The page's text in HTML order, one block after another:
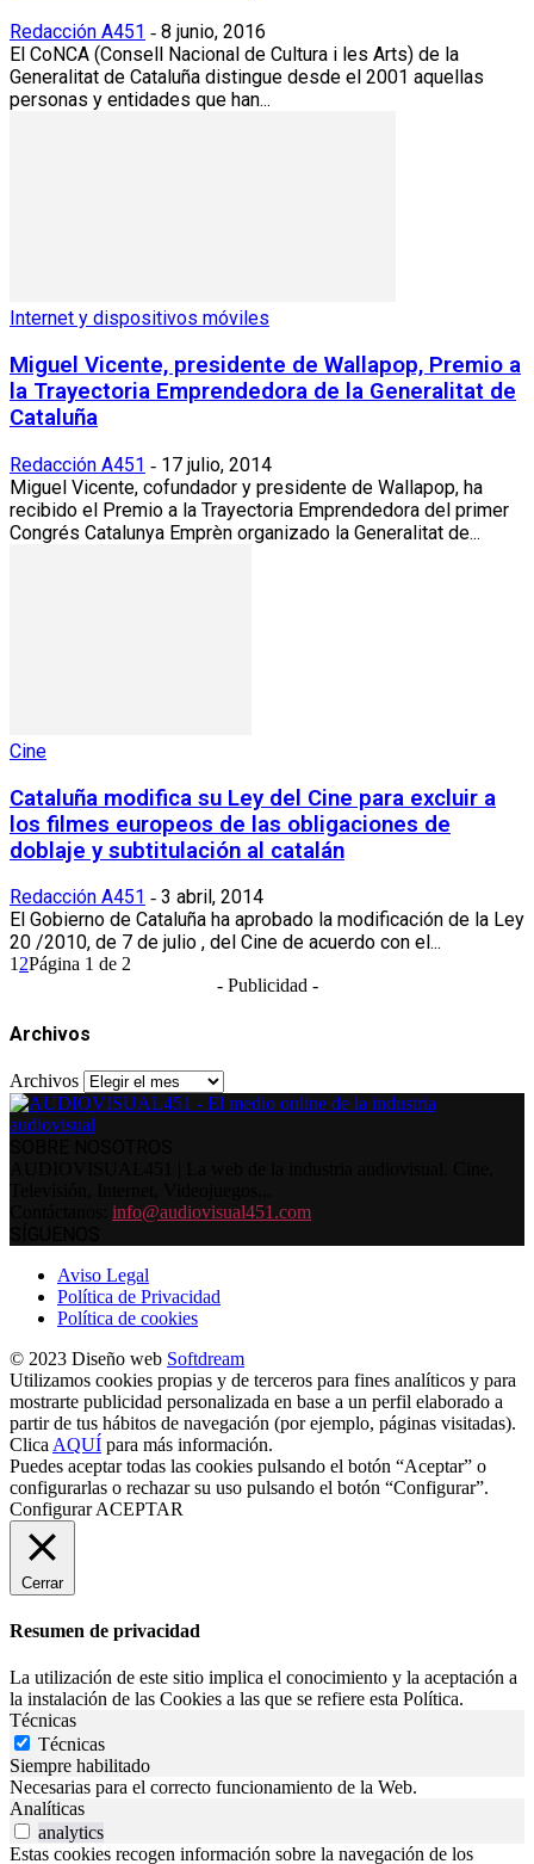
Redacción A451 - 8 junio, 2016
El CoNCA (Consell Nacional de Cultura i les Arts) de la
Generalitat de Cataluña distingue desde el 2001 aquellas
personas y entidades que han...
Internet y dispositivos móviles
Miguel Vicente, presidente de Wallapop, Premio a
la Trayectoria Emprendedora de la Generalitat de
Cataluña
Redacción A451 - 17 julio, 2014
Miguel Vicente, cofundador y presidente de Wallapop, ha
recibido el Premio a la Trayectoria Emprendedora del primer
Congrés Catalunya Emprèn organizado la Generalitat de...
Cine
Cataluña modifica su Ley del Cine para excluir a
los filmes europeos de las obligaciones de
doblaje y subtitulación al catalán
Redacción A451 - 3 abril, 2014
El Gobierno de Cataluña ha aprobado la modificación de la Ley
20 /2010, de 7 de julio , del Cine de acuerdo con el...
1 2Página 1 de 2
- Publicidad -
Archivos
Archivos
info@audiovisual451.com
Aviso Legal
Política de Privacidad
Política de cookies
© 2023 Diseño web Softdream
Utilizamos cookies propias y de terceros para fines analíticos y para
mostrarte publicidad personalizada en base a un perfil elaborado a
partir de tus hábitos de navegación (por ejemplo, páginas visitadas).
Clica AQUÍ para más información.
Puedes aceptar todas las cookies pulsando el botón “Aceptar” o
configurarlas o rechazar su uso pulsando el botón “Configurar”.
Configurar ACEPTAR
Cerrar
Resumen de privacidad
La utilización de este sitio implica el conocimiento y la aceptación a
la instalación de las Cookies a las que se refiere esta Política.
Técnicas
Técnicas
Siempre habilitado
Necesarias para el correcto funcionamiento de la Web.
Analíticas
analytics
Estas cookies recogen información sobre la navegación de los